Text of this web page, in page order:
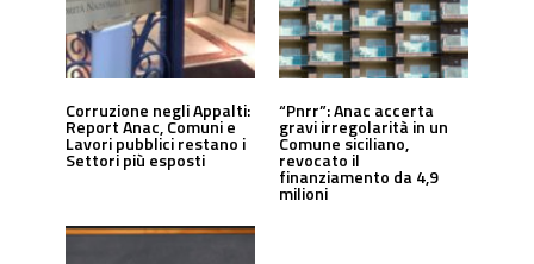
Corruzione negli Appalti:
Report Anac, Comuni e
Lavori pubblici restano i
Settori più esposti
“Pnrr”: Anac accerta
gravi irregolarità in un
Comune siciliano,
revocato il
finanziamento da 4,9
milioni